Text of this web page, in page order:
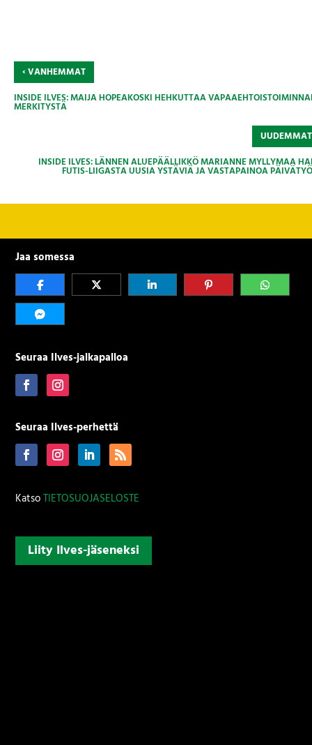
‹VANHEMMAT
INSIDE ILVES: MAIJA HOPEAKOSKI HEHKUTTAA
MERKITYSTÄ
INSIDE ILVES: LÄNNEN ALUEPÄÄLLIKKÖ MARIANNE MYLLYMAA
FUTIS-LIIGASTA UUSIA YSTÄVIÄ JA VASTAPAINOA
Jaa somessa
Seuraa Ilves-jalkapalloa
Seuraa Ilves-perhettä
KatsoTIETOSUOJASELOSTE
Liity Ilves-jäseneksi